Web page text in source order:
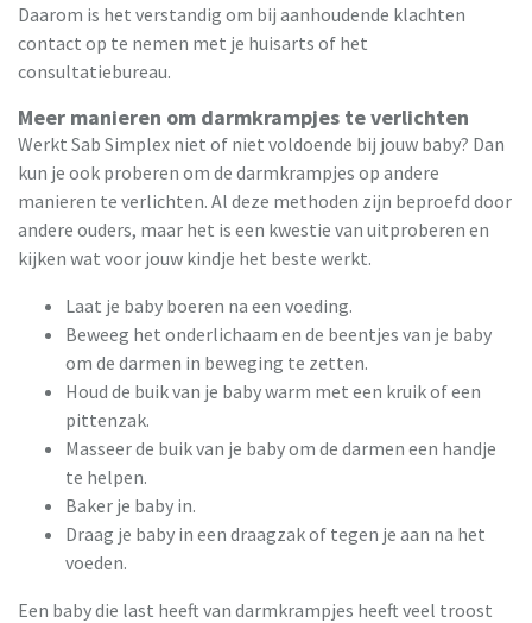
Daarom is het verstandig om bij aanhoudende klachten
contact op te nemen met je huisarts of het
consultatiebureau.
Meer manieren om darmkrampjes te verlichten
Werkt Sab Simplex niet of niet voldoende bij jouw baby? Dan
kun je ook proberen om de darmkrampjes op andere
manieren te verlichten. Al deze methoden zijn beproefd door
andere ouders, maar het is een kwestie van uitproberen en
kijken wat voor jouw kindje het beste werkt.
Laat je baby boeren na een voeding.
Beweeg het onderlichaam en de beentjes van je baby
om de darmen in beweging te zetten.
Houd de buik van je baby warm met een kruik of een
pittenzak.
Masseer de buik van je baby om de darmen een handje
te helpen.
Baker je baby in.
Draag je baby in een draagzak of tegen je aan na het
voeden.
Een baby die last heeft van darmkrampjes heeft veel troost